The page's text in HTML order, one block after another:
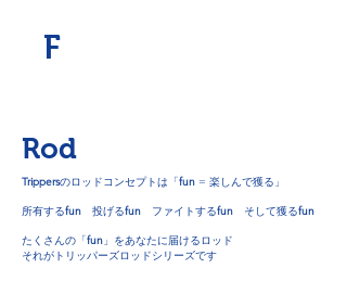
​F
Rod
Trippersのロッドコンセプトは 「fun = 楽しんで獲る」
所有するfun 投げるfun ファイトするfun そして獲るfun
たくさんの「fun 」をあなたに届けるロッド
それがトリッパーズロッドシリーズです